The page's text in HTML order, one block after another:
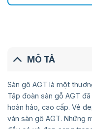
MÔ TẢ
Sàn gỗ AGT là một
Tập đoàn sàn gỗ AGT
hoàn hảo, cao cấp. Vẻ
ván sàn gỗ AGT. Những